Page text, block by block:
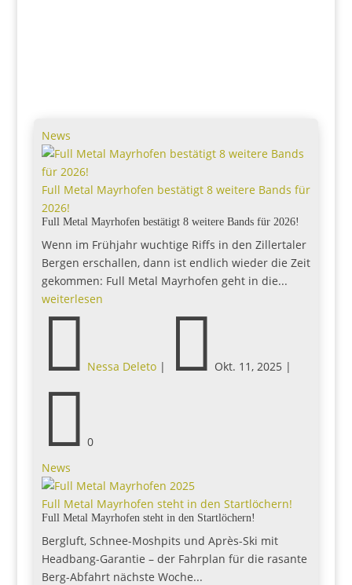
News
Full Metal Mayrhofen bestätigt 8 weitere Bands für
2026!
Full Metal Mayrhofen bestätigt 8 weitere Bands für 2026!
Wenn im Frühjahr wuchtige Riffs in den Zillertaler
Bergen erschallen, dann ist endlich wieder die Zeit
gekommen: Full Metal Mayrhofen geht in die...
weiterlesen
 Nessa Deleto|  Okt. 11, 2025 |
 0
News
Full Metal Mayrhofen steht in den Startlöchern!
Full Metal Mayrhofen steht in den Startlöchern!
Bergluft, Schnee-Moshpits und Après-Ski mit
Headbang-Garantie – der Fahrplan für die rasante
Berg-Abfahrt nächste Woche...